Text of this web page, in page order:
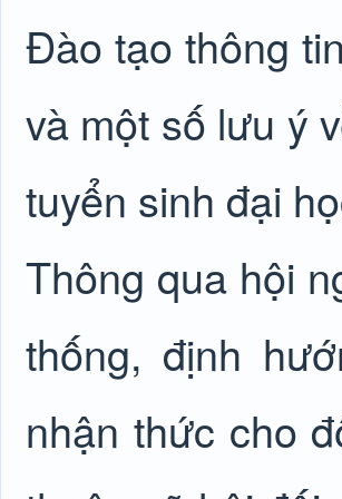
Đào tạo thông
và một số lưu ý
tuyển sinh đại
Thông qua hội
thống, định
nhận thức cho